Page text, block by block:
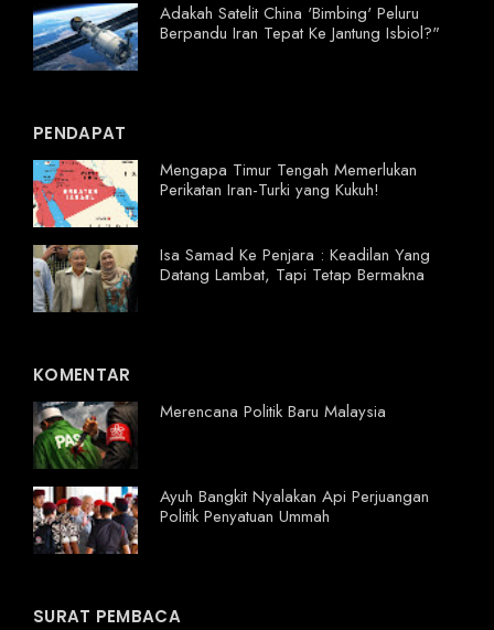
Adakah Satelit China 'Bimbing' Peluru
Berpandu Iran Tepat Ke Jantung Isbiol?"
PENDAPAT
Mengapa Timur Tengah Memerlukan
Perikatan Iran-Turki yang Kukuh!
Isa Samad Ke Penjara : Keadilan Yang
Datang Lambat, Tapi Tetap Bermakna
KOMENTAR
Merencana Politik Baru Malaysia
Ayuh Bangkit Nyalakan Api Perjuangan
Politik Penyatuan Ummah
SURAT PEMBACA